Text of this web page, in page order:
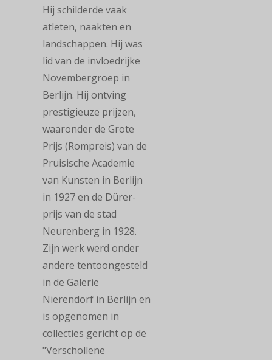
Hij schilderde vaak
atleten, naakten en
landschappen. Hij was
lid van de invloedrijke
Novembergroep in
Berlijn. Hij ontving
prestigieuze prijzen,
waaronder de Grote
Prijs (Rompreis) van de
Pruisische Academie
van Kunsten in Berlijn
in 1927 en de Dürer-
prijs van de stad
Neurenberg in 1928.
Zijn werk werd onder
andere tentoongesteld
in de Galerie
Nierendorf in Berlijn en
is opgenomen in
collecties gericht op de
"Verschollene